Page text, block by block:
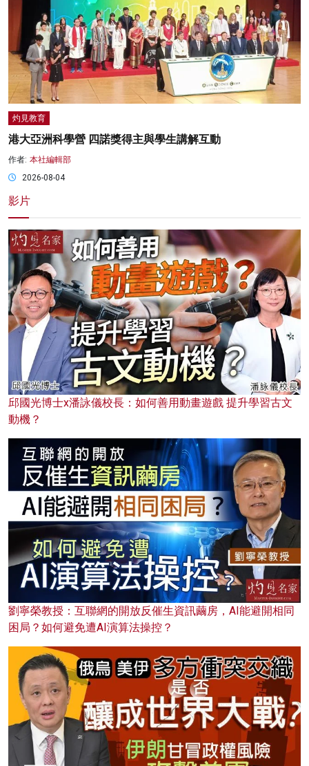
灼見教育
港大亞洲科學營 四諾獎得主與學生講解互動
作者: 本社編輯部
2026-08-04
影片
邱國光博士x潘詠儀校長：如何善用動畫遊戲 提升學習古文
動機？
劉寧榮教授：互聯網的開放反催生資訊繭房，AI能避開相同
困局？如何避免遭AI演算法操控？